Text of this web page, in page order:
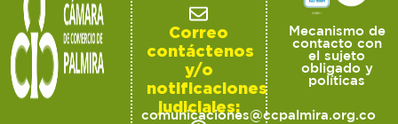
Correo
contáctenos
y/o
notificaciones
judiciales:
comunicaciones@ccpalmira.org.co
Mecanismo de
contacto con
el sujeto
obligado y
políticas